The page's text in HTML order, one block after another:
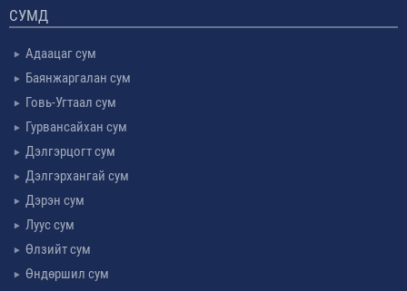
СУМД
Адаацаг сум
Баянжаргалан сум
Говь-Угтаал сум
Гурвансайхан сум
Дэлгэрцогт сум
Дэлгэрхангай сум
Дэрэн сум
Луус сум
Өлзийт сум
Өндөршил сум